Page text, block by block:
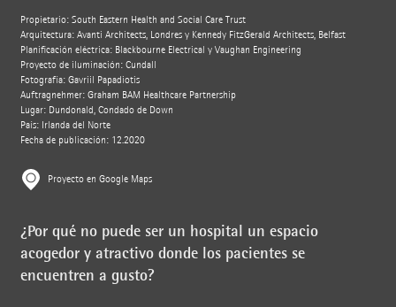
Propietario: South Eastern Health and Social Care Trust
Arquitectura: Avanti Architects, Londres y Kennedy FitzGerald Architects, Belfast
Planificación eléctrica: Blackbourne Electrical y Vaughan Engineering
Proyecto de iluminación: Cundall
Fotografía: Gavriil Papadiotis
Auftragnehmer: Graham BAM Healthcare Partnership
Lugar: Dundonald, Condado de Down
País: Irlanda del Norte
Fecha de publicación: 12.2020
Proyecto en Google Maps
¿Por qué no puede ser un hospital un espacio
acogedor y atractivo donde los pacientes se
encuentren a gusto?